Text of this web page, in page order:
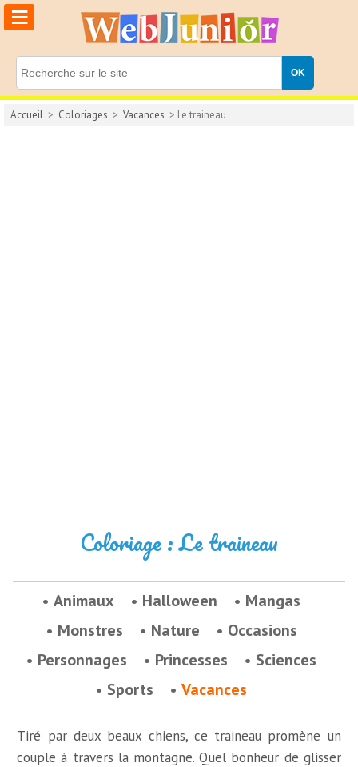
≡
Accueil > Coloriages > Vacances > Le traineau
Coloriage : Le traineau
Animaux Halloween
Mangas
Monstres
Nature
Occasions
Personnages
Princesses
Sciences
Sports
Vacances
Tiré par deux beaux chiens, ce traineau promène un
couple à travers la montagne. Quel bonheur de glisser